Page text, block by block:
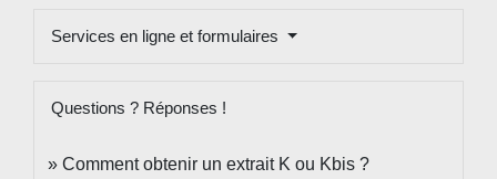
Services en ligne et formulaires
Questions ? Réponses !
Comment obtenir un extrait K ou Kbis ?